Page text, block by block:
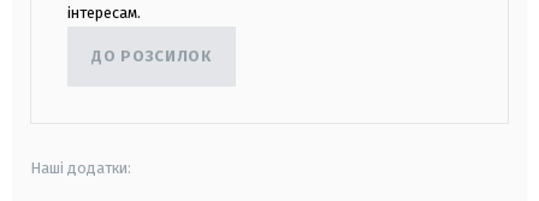
інтересам.
ДО РОЗСИЛОК
Наші додатки: